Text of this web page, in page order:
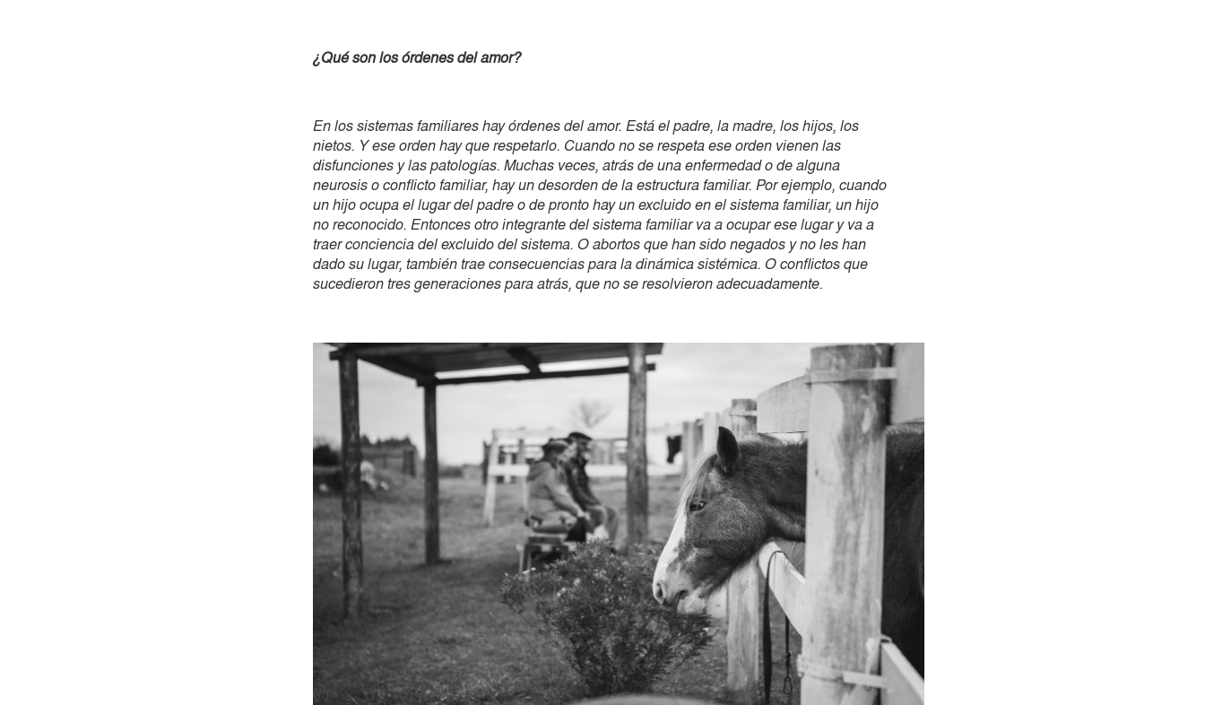
¿Qué son los órdenes del amor?
En los sistemas familiares hay órdenes del amor. Está el padre, la madre, los hijos, los
nietos. Y ese orden hay que respetarlo. Cuando no se respeta ese orden vienen las
disfunciones y las patologías. Muchas veces, atrás de una enfermedad o de alguna
neurosis o conflicto familiar, hay un desorden de la estructura familiar. Por ejemplo, cuando
un hijo ocupa el lugar del padre o de pronto hay un excluido en el sistema familiar, un hijo
no reconocido. Entonces otro integrante del sistema familiar va a ocupar ese lugar y va a
traer conciencia del excluido del sistema. O abortos que han sido negados y no les han
dado su lugar, también trae consecuencias para la dinámica sistémica. O conflictos que
sucedieron tres generaciones para atrás, que no se resolvieron adecuadamente.